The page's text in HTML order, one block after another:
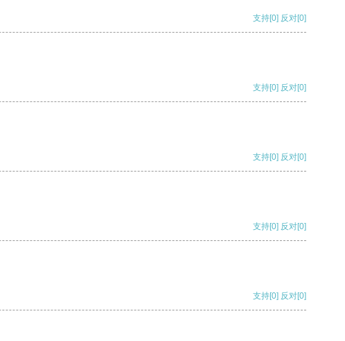
支持[0] 反对[0]
支持[0] 反对[0]
支持[0] 反对[0]
支持[0] 反对[0]
支持[0] 反对[0]